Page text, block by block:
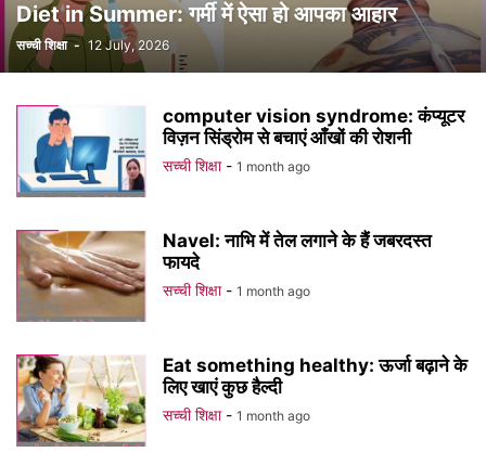
Diet in Summer: गर्मी में ऐसा हो आपका आहार
सच्ची शिक्षा - 12 July, 2026
computer vision syndrome: कंप्यूटर
विज़न सिंड्रोम से बचाएं आँखों की रोशनी
सच्ची शिक्षा - 1 month ago
Navel: नाभि में तेल लगाने के हैं जबरदस्त
फायदे
सच्ची शिक्षा - 1 month ago
Eat something healthy: ऊर्जा बढ़ाने के
लिए खाएं कुछ हैल्दी
सच्ची शिक्षा - 1 month ago